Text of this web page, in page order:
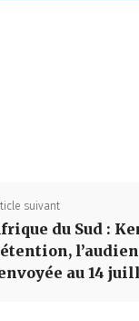
suivant
du Sud :
au 14